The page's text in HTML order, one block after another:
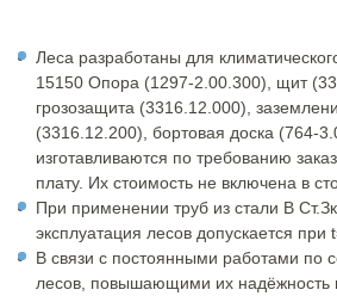
Леса разработаны для
15150 Опора (1297-2.00.300), щит
грозозащита (3316.12.000),
(3316.12.200), бортовая доска (764-
изготавливаются по требованию
плату. Их стоимость не включена в
При применении труб из стали В
эксплуатация лесов допускается при
В связи с постоянными работами по
лесов, повышающими их